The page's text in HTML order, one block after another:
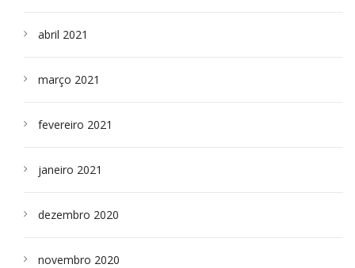
abril 2021
março 2021
fevereiro 2021
janeiro 2021
dezembro 2020
novembro 2020